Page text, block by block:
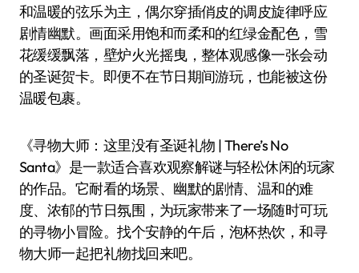
和温暖的弦乐为主，偶尔穿插俏皮的调皮旋律呼应
剧情幽默。画面采用饱和而柔和的红绿金配色，雪
花缓缓飘落，壁炉火光摇曳，整体观感像一张会动
的圣诞贺卡。即便不在节日期间游玩，也能被这份
温暖包裹。
《寻物大师：这里没有圣诞礼物 | There’s No
Santa》是一款适合喜欢观察解谜与轻松休闲的玩家
的作品。它耐看的场景、幽默的剧情、温和的难
度、浓郁的节日氛围，为玩家带来了一场随时可玩
的寻物小冒险。找个安静的午后，泡杯热饮，和寻
物大师一起把礼物找回来吧。